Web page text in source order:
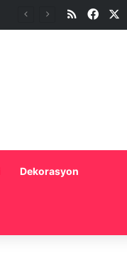
RSS
Dekorasyon